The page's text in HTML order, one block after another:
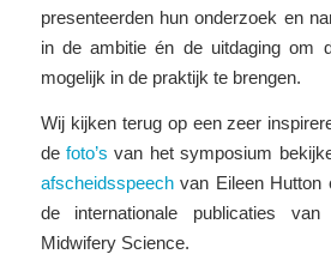
presenteerden hun onderzoek en
in de ambitie én de uitdaging om
mogelijk in de praktijk te brengen.
Wij kijken terug op een zeer
de foto’s van het symposium
afscheidsspeechvan Eileen
de internationale publicaties
Midwifery Science.